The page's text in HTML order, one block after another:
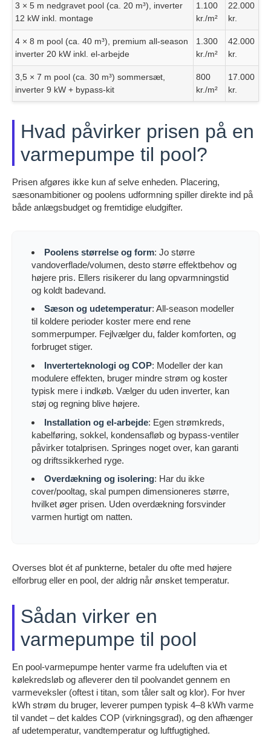
3 × 5 m nedgravet pool (ca. 20 m³), inverter
12 kW inkl. montage
1.100
kr./m²
22.000
kr.
4 × 8 m pool (ca. 40 m³), premium all-season
inverter 20 kW inkl. el-arbejde
1.300
kr./m²
42.000
kr.
3,5 × 7 m pool (ca. 30 m³) sommersæt,
inverter 9 kW + bypass-kit
800
kr./m²
17.000
kr.
Hvad påvirker prisen på en
varmepumpe til pool?
Prisen afgøres ikke kun af selve enheden. Placering,
sæsonambitioner og poolens udformning spiller direkte ind på
både anlægsbudget og fremtidige eludgifter.
Poolens størrelse og form: Jo større
vandoverflade/volumen, desto større effektbehov og
højere pris. Ellers risikerer du lang opvarmningstid
og koldt badevand.
Sæson og udetemperatur: All-season modeller
til koldere perioder koster mere end rene
sommerpumper. Fejlvælger du, falder komforten, og
forbruget stiger.
Inverterteknologi og COP: Modeller der kan
modulere effekten, bruger mindre strøm og koster
typisk mere i indkøb. Vælger du uden inverter, kan
støj og regning blive højere.
Installation og el-arbejde: Egen strømkreds,
kabelføring, sokkel, kondensafløb og bypass-ventiler
påvirker totalprisen. Springes noget over, kan garanti
og driftssikkerhed ryge.
Overdækning og isolering: Har du ikke
cover/pooltag, skal pumpen dimensioneres større,
hvilket øger prisen. Uden overdækning forsvinder
varmen hurtigt om natten.
Overses blot ét af punkterne, betaler du ofte med højere
elforbrug eller en pool, der aldrig når ønsket temperatur.
Sådan virker en
varmepumpe til pool
En pool-varmepumpe henter varme fra udeluften via et
kølekredsløb og afleverer den til poolvandet gennem en
varmeveksler (oftest i titan, som tåler salt og klor). For hver
kWh strøm du bruger, leverer pumpen typisk 4–8 kWh varme
til vandet – det kaldes COP (virkningsgrad), og den afhænger
af udetemperatur, vandtemperatur og luftfugtighed.